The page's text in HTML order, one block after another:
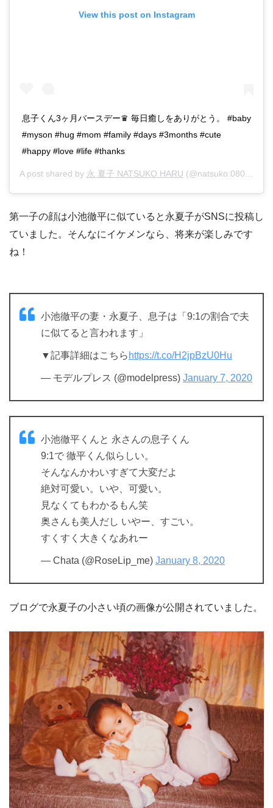
View this post on Instagram
息子くん3ヶ月バースデー♛ 毎日癒しをありがとう。 #baby
#myson #hug #mom #family #days #3months #cute
#happy #love #life #thanks
A post shared by 永 夏子 NATSUKO HARU (@natsuko.0803) on
第一子の顔は小池徹平に似ていると永夏子がSNSに投稿し
ていました。そんなにイケメンなら、将来が楽しみです
ね！
小池徹平の妻・永夏子、息子は「9:1の割合で夫
に似てると言われます」
▼記事詳細はこちら https://t.co/H2jpBzU0Hu
— モデルプレス (@modelpress) January 7, 2020
小池徹平くんと 永さんの息子くん
9:1で 徹平くん似らしい。
そんなんかわいすぎて大変だよ
絶対可愛い。いや、可愛い。
見なくてもわかるもん笑
奥さんも美人だし いやー、すごい。
すくすく大きくなあれー
— Chata (@RoseLip_me) January 8, 2020
ブログで永夏子の小さい頃の画像が公開されていました。